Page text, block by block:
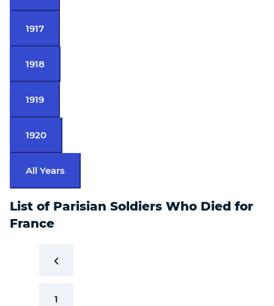
1917
1918
1919
1920
All Years
List of Parisian Soldiers Who Died for
France
1